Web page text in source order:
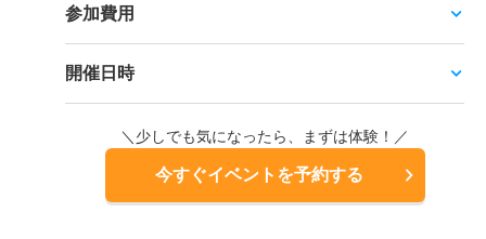
参加費用
開催日時
＼少しでも気になったら、まずは体験！／
今すぐイベントを予約する